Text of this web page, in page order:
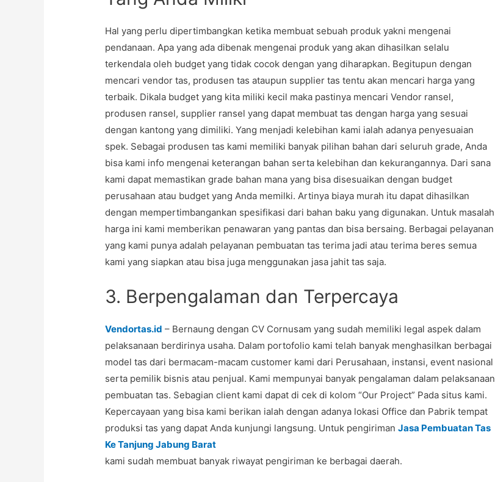
Hal yang perlu dipertimbangkan ketika membuat sebuah produk yakni mengenai
pendanaan. Apa yang ada dibenak mengenai produk yang akan dihasilkan selalu
terkendala oleh budget yang tidak cocok dengan yang diharapkan. Begitupun dengan
mencari vendor tas, produsen tas ataupun supplier tas tentu akan mencari harga yang
terbaik. Dikala budget yang kita miliki kecil maka pastinya mencari Vendor ransel,
produsen ransel, supplier ransel yang dapat membuat tas dengan harga yang sesuai
dengan kantong yang dimiliki. Yang menjadi kelebihan kami ialah adanya penyesuaian
spek. Sebagai produsen tas kami memiliki banyak pilihan bahan dari seluruh grade, Anda
bisa kami info mengenai keterangan bahan serta kelebihan dan kekurangannya. Dari sana
kami dapat memastikan grade bahan mana yang bisa disesuaikan dengan budget
perusahaan atau budget yang Anda memilki. Artinya biaya murah itu dapat dihasilkan
dengan mempertimbangankan spesifikasi dari bahan baku yang digunakan. Untuk masalah
harga ini kami memberikan penawaran yang pantas dan bisa bersaing. Berbagai pelayanan
yang kami punya adalah pelayanan pembuatan tas terima jadi atau terima beres semua
kami yang siapkan atau bisa juga menggunakan jasa jahit tas saja.
3. Berpengalaman dan Terpercaya
Vendortas.id – Bernaung dengan CV Cornusam yang sudah memiliki legal aspek dalam
pelaksanaan berdirinya usaha. Dalam portofolio kami telah banyak menghasilkan berbagai
model tas dari bermacam-macam customer kami dari Perusahaan, instansi, event nasional
serta pemilik bisnis atau penjual. Kami mempunyai banyak pengalaman dalam pelaksanaan
pembuatan tas. Sebagian client kami dapat di cek di kolom “Our Project” Pada situs kami.
Kepercayaan yang bisa kami berikan ialah dengan adanya lokasi Office dan Pabrik tempat
produksi tas yang dapat Anda kunjungi langsung. Untuk pengirimanJasa Pembuatan Tas
Ke Tanjung Jabung Barat
kami sudah membuat banyak riwayat pengiriman ke berbagai daerah.